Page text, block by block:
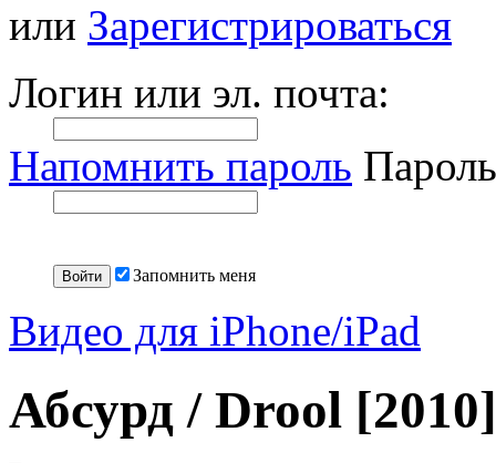
или Зарегистрироваться
Логин или эл. почта:
Напомнить пароль
Запомнить меня
Видео для iPhone/iPad
Абсурд / Drool